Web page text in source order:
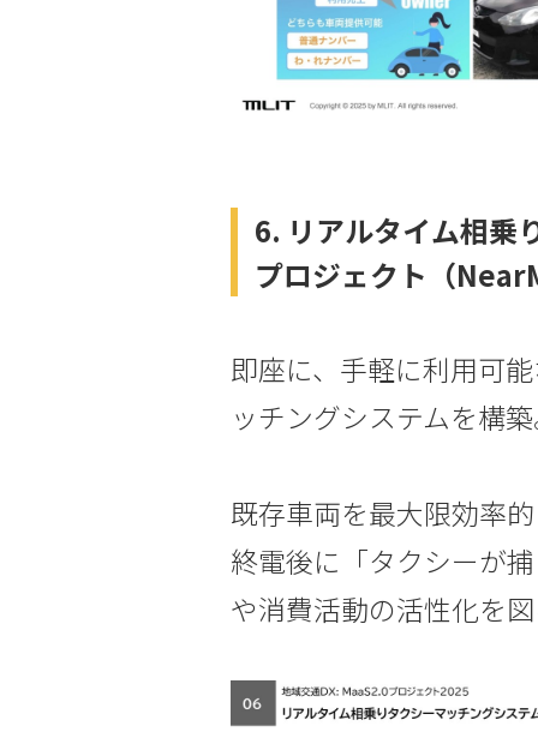
6. リアルタイム相乗
プロジェクト（
即座に、手軽に利用可
ッチングシステムを構
既存車両を最大限効率
終電後に「タクシーが
や消費活動の活性化を